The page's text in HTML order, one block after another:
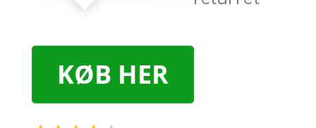
KØB HER